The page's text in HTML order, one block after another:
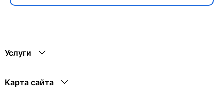
Услуги
Карта сайта